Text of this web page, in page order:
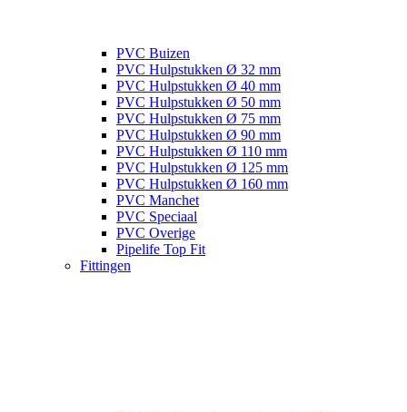
PVC Buizen
PVC Hulpstukken Ø 32 mm
PVC Hulpstukken Ø 40 mm
PVC Hulpstukken Ø 50 mm
PVC Hulpstukken Ø 75 mm
PVC Hulpstukken Ø 90 mm
PVC Hulpstukken Ø 110 mm
PVC Hulpstukken Ø 125 mm
PVC Hulpstukken Ø 160 mm
PVC Manchet
PVC Speciaal
PVC Overige
Pipelife Top Fit
Fittingen